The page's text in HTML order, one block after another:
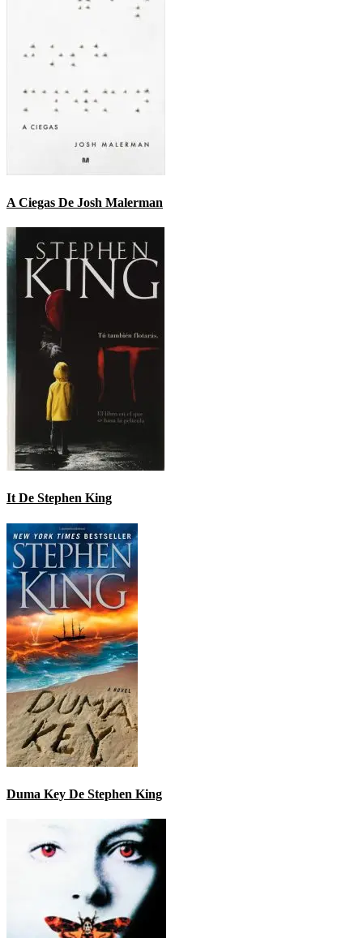
A Ciegas De Josh Malerman
It De Stephen King
Duma Key De Stephen King